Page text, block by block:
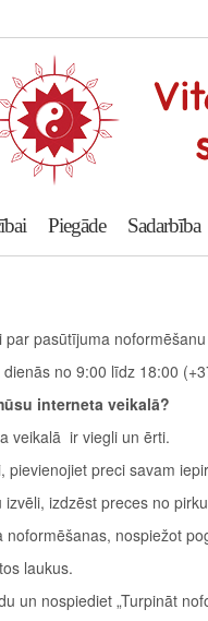
Piegāde Sadarbība
par pasūtījuma
no 9:00 līdz 18:00
interneta veikalā?
veikalā ir viegli un ērti.
pievienojiet preci savam
izdzēst preces no
nospiežot
laukus.
un nospiediet „Turpināt